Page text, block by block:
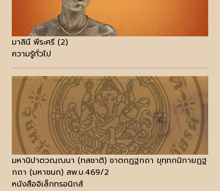
มาลินี พีระศรี (2)
ความรู้ทั่วไป
มหานิปาตวณฺณนา (ทสชาติ) ชาตกฏฐกถา ขุทฺทกนิกายฏฐ
กถา (มหาชนก) สพ.บ.469/2
หนังสืออิเล็กทรอนิกส์